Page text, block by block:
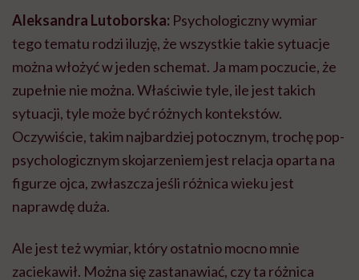
Aleksandra Lutoborska: Psychologiczny wymiar
tego tematu rodzi iluzję, że wszystkie takie sytuacje
można włożyć w jeden schemat. Ja mam poczucie, że
zupełnie nie można. Właściwie tyle, ile jest takich
sytuacji, tyle może być różnych kontekstów.
Oczywiście, takim najbardziej potocznym, trochę pop-
psychologicznym skojarzeniem jest relacja oparta na
figurze ojca, zwłaszcza jeśli różnica wieku jest
naprawdę duża.
Ale jest też wymiar, który ostatnio mocno mnie
zaciekawił. Można się zastanawiać, czy ta różnica